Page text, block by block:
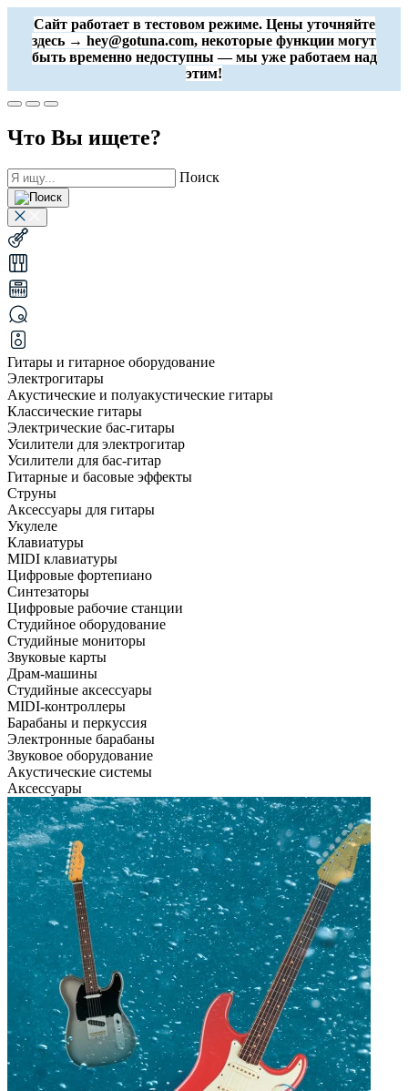
Сайт работает в тестовом режиме. Цены уточняйте
здесь → hey@gotuna.com, некоторые функции могут
быть временно недоступны — мы уже работаем над
этим!
Что Вы ищете?
Поиск
Гитары и гитарное оборудование
Электрогитары
Акустические и полуакустические гитары
Классические гитары
Электрические бас-гитары
Усилители для электрогитар
Усилители для бас-гитар
Гитарные и басовые эффекты
Струны
Аксессуары для гитары
Укулеле
Клавиатуры
MIDI клавиатуры
Цифровые фортепиано
Синтезаторы
Цифровые рабочие станции
Студийное оборудование
Студийные мониторы
Звуковые карты
Драм-машины
Студийные аксессуары
MIDI-контроллеры
Барабаны и перкуссия
Электронные барабаны
Звуковое оборудование
Акустические системы
Аксессуары